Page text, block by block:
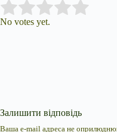
Rate this item:
No votes yet.
Залишити відповідь
Ваша e-mail адреса не